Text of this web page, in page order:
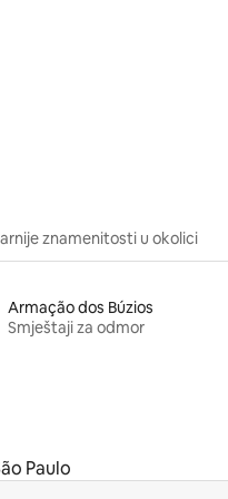
18
znamenitosti u okolici
Armação dos Búzios
Smještaji za odmor
Paulo